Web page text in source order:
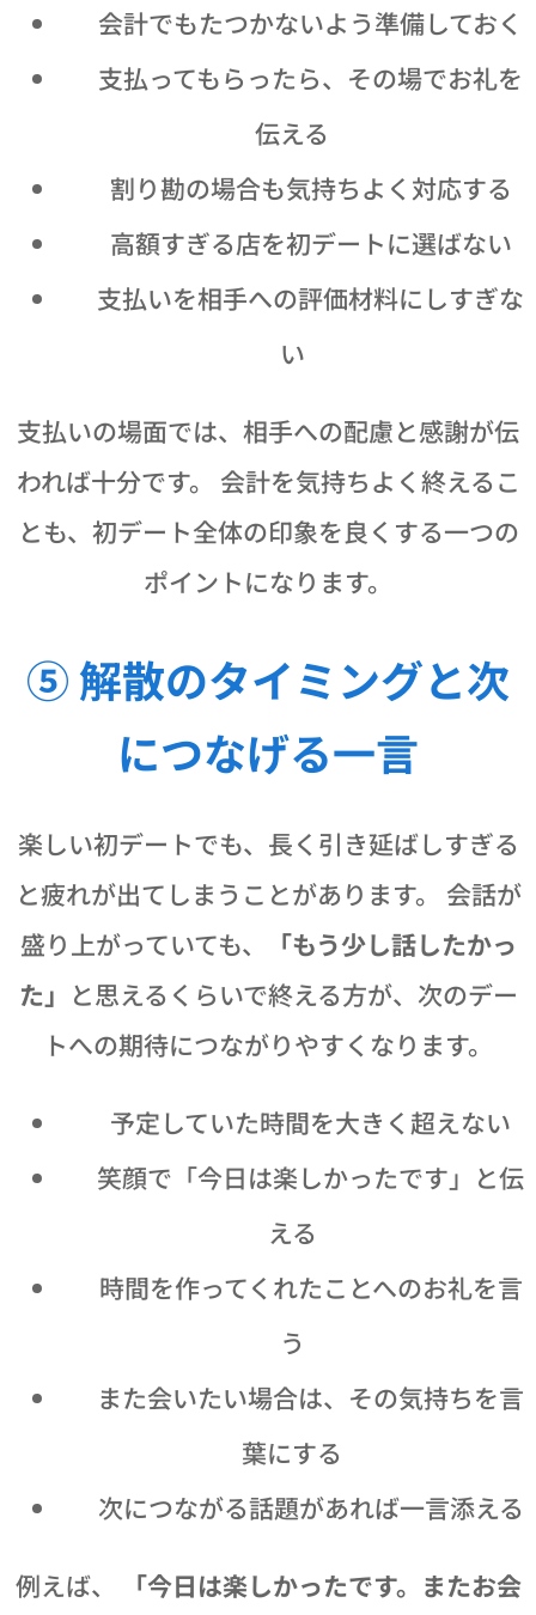
💳 会計でもたつかないよう準備しておく
😊 支払ってもらったら、その場でお礼を
伝える
🤝 割り勘の場合も気持ちよく対応する
💰 高額すぎる店を初デートに選ばない
🚫 支払いを相手への評価材料にしすぎな
い
支払いの場面では、相手への配慮と感謝が伝
われば十分です。 会計を気持ちよく終えるこ
とも、初デート全体の印象を良くする一つの
ポイントになります。
⑤ 解散のタイミングと次
につなげる一言
楽しい初デートでも、長く引き延ばしすぎる
と疲れが出てしまうことがあります。 会話が
盛り上がっていても、
「もう少し話したかっ
た」 と思えるくらいで終える方が、次のデー
トへの期待につながりやすくなります。
🕐 予定していた時間を大きく超えない
😊 笑顔で「今日は楽しかったです」と伝
える
🙏 時間を作ってくれたことへのお礼を言
う
💕 また会いたい場合は、その気持ちを言
葉にする
📅 次につながる話題があれば一言添える
例えば、
「今日は楽しかったです。またお会